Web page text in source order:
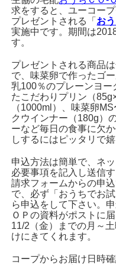
求をすると、ユーコー
プレゼントされる「 お
実施中です。期間は
す。
プレゼントされる商品
で、味菜卵で作ったゴ
乳100％のプレーンヨ
たこだわりプリン（
（1000ml）、味菜卵
クウインナー（180g）
ーなど毎日の食事に欠
しするにはピッタリで嬉
申込方法は簡単で、ネ
必要事項を記入し送信
請求フォームからの申
で、必ず「おうちでお
ら申込をして下さい。
ＯＰの資料がポストに
11/2（金）までの月～
けにきてくれます。
コープからお届け日時